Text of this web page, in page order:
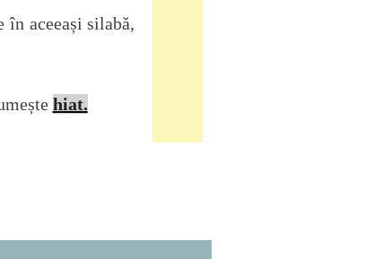
aceeași silabă,
hiat.